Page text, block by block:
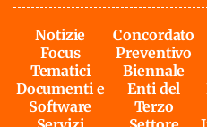
Notizie
Focus
Tematici
Documenti e
Software
Concordato
Preventivo
Biennale
Enti del
Terzo